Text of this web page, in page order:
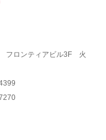
フロンティアビル3F 火